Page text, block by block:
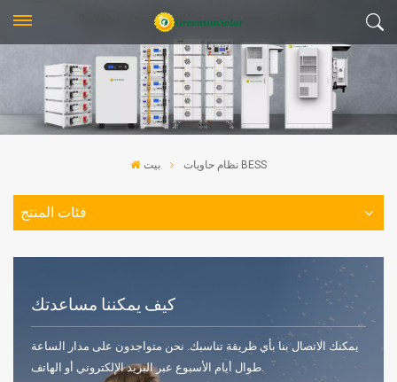
بيت نظام حاويات BESS
فئات المنتج
كيف يمكننا مساعدتك
يمكنك الاتصال بنا بأي طريقة تناسبك. نحن متواجدون على مدار الساعة
طوال أيام الأسبوع عبر البريد الإلكتروني أو الهاتف.